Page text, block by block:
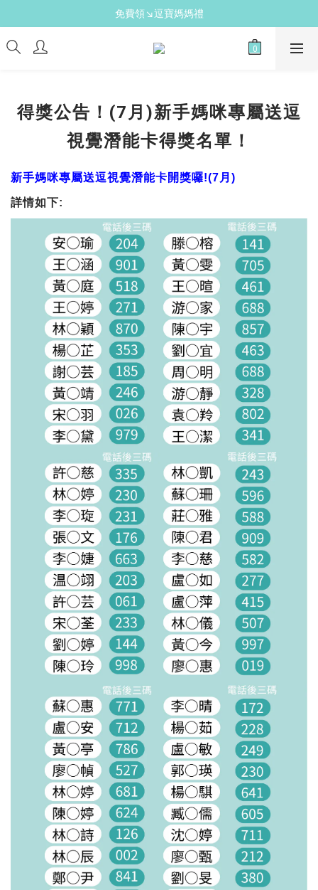
新手爸媽必備↘育兒懶人包
免費領↘逗寶媽媽禮
送禮心意↘親子胺基酸潔膚皂(金箔紫草)
得獎公告！(7月)新手媽咪專屬送逗
視覺潛能卡得獎名單！
新手媽咪專屬送逗視覺潛能卡開獎囉!(7月)
詳情如下: